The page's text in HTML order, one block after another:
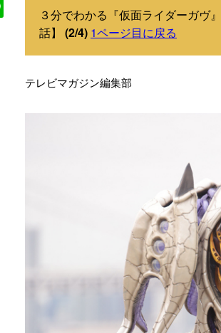
３分でわかる『仮面ライダーガヴ
話】 (2/4) 1ページ目に戻る
テレビマガジン編集部